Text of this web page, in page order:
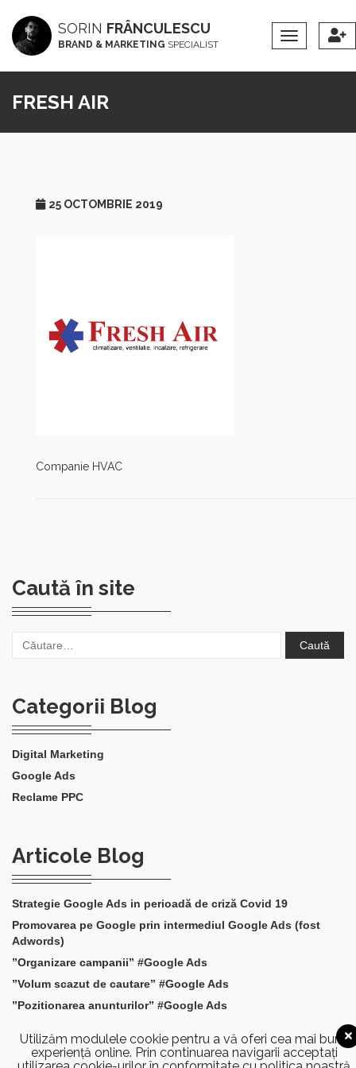
Toggle
Navigation
SORIN FRÂNCULESCU
BRAND & MARKETING SPECIALIST
FRESH AIR
25 OCTOMBRIE 2019
Companie HVAC
Caută în site
Caută
Categorii Blog
Digital Marketing
Google Ads
Reclame PPC
Articole Blog
Strategie Google Ads in perioadă de criză Covid 19
Promovarea pe Google prin intermediul Google Ads (fost
Adwords)
”Organizare campanii” #Google Ads
”Volum scazut de cautare” #Google Ads
”Pozitionarea anunturilor” #Google Ads
Utilizăm modulele cookie pentru a vă oferi cea mai bună
experiență online. Prin continuarea navigarii acceptați